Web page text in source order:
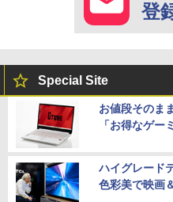
登
Special Site
お値段そのま
「お得なゲー
ハイグレード
色彩美で映画